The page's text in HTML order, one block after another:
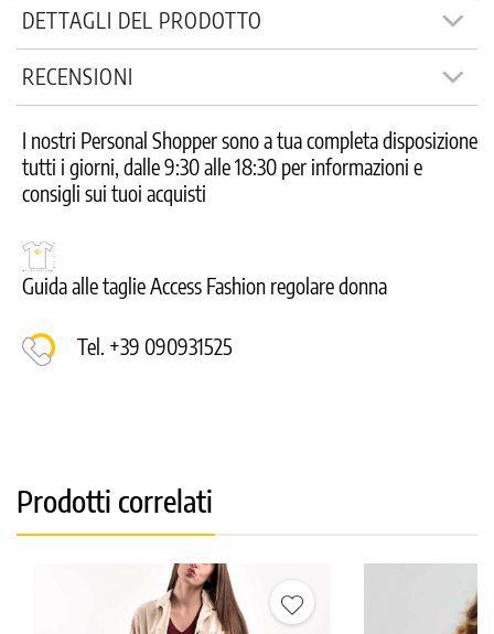
DETTAGLI DEL PRODOTTO
RECENSIONI
I nostri Personal Shopper sono a tua completa disposizione
tutti i giorni, dalle 9:30 alle 18:30 per informazioni e
consigli sui tuoi acquisti
Guida alle taglie Access Fashion regolare donna
Tel. +39 090931525
Prodotti correlati